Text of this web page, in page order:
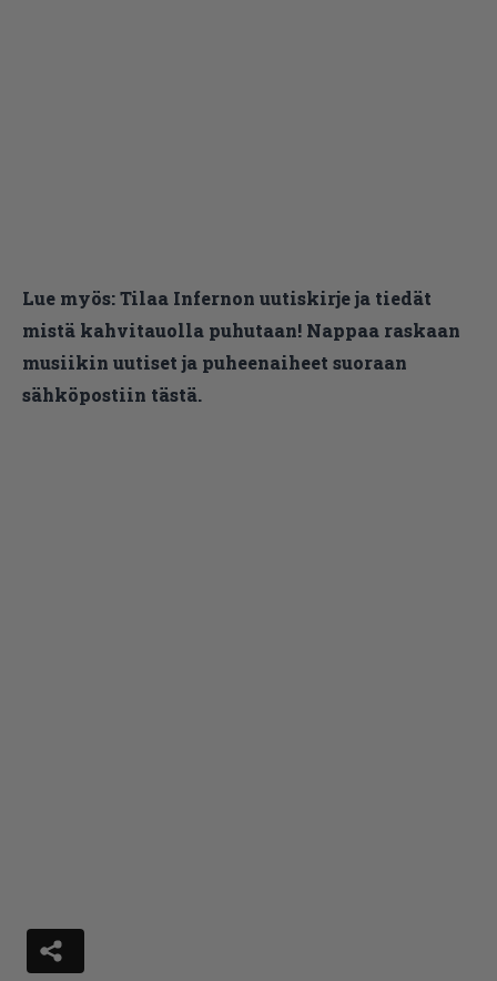
Lue myös:Tilaa Infernon uutiskirje ja tiedät
mistä kahvitauolla puhutaan! Nappaa raskaan
musiikin uutiset ja puheenaiheet suoraan
sähköpostiin tästä.